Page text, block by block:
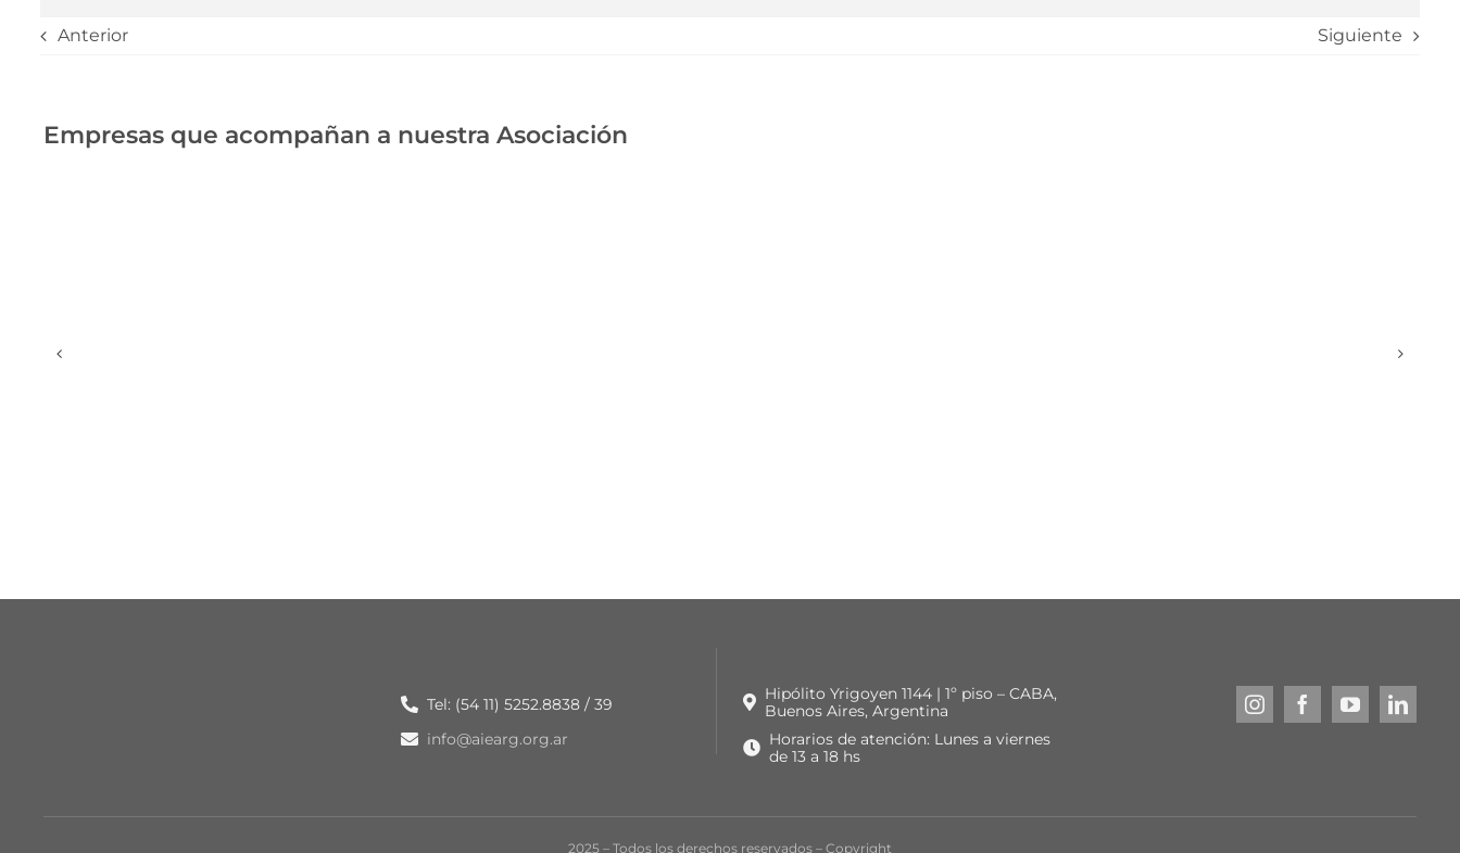
Anterior Siguiente
Empresas que acompañan a nuestra Asociación
Tel: (54 11) 5252.8838 / 39
info@aiearg.org.ar
Hipólito Yrigoyen 1144 | 1º piso – CABA,
Buenos Aires, Argentina
Horarios de atención: Lunes a viernes
de 13 a 18 hs
2025 – Todos los derechos reservados – Copyright